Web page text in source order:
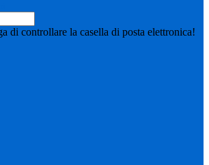
di controllare la casella di posta elettronica!